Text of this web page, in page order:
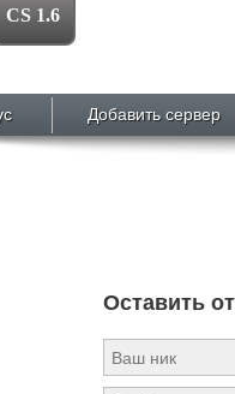
CS 1.6
Добавить сервер
Оставить